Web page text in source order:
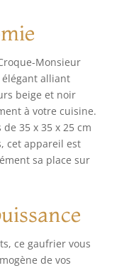
Moulinex.
et
pour une
SJ617B12.
Monsieur
alliant
beige et noir
à votre cuisine.
35 x 35 x 25 cm
cet appareil est
sa place sur
ce gaufrier vous
de vos